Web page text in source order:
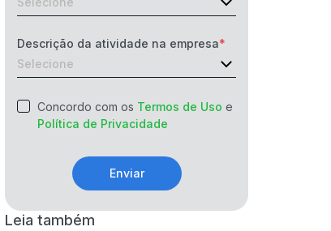
Descrição da atividade na empresa
Concordo com os Termos de Uso e
Política de Privacidade
Enviar
Leia também